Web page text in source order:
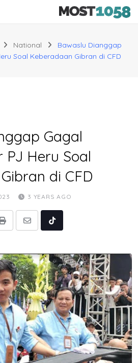
National
Bawaslu Dianggap
Soal Keberadaan Gibran di CFD
Gagal
PJ Heru Soal
di CFD
3 YEARS AGO
Print
Share
Tiktok